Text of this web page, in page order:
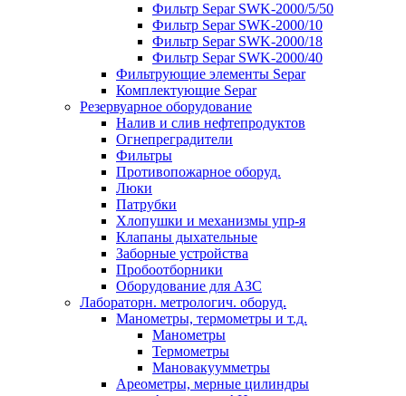
Фильтр Separ SWK-2000/5/50
Фильтр Separ SWK-2000/10
Фильтр Separ SWK-2000/18
Фильтр Separ SWK-2000/40
Фильтрующие элементы Separ
Комплектующие Separ
Резервуарное оборудование
Налив и слив нефтепродуктов
Огнепреградители
Фильтры
Противопожарное оборуд.
Люки
Патрубки
Хлопушки и механизмы упр-я
Клапаны дыхательные
Заборные устройства
Пробоотборники
Оборудование для АЗС
Лабораторн. метрологич. оборуд.
Манометры, термометры и т.д.
Манометры
Термометры
Мановакуумметры
Ареометры, мерные цилиндры